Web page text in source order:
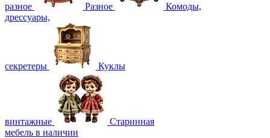
разное Разное
Комоды,
дрессуары,
секретеры Куклы
винтажные
Старинная
мебель в наличии